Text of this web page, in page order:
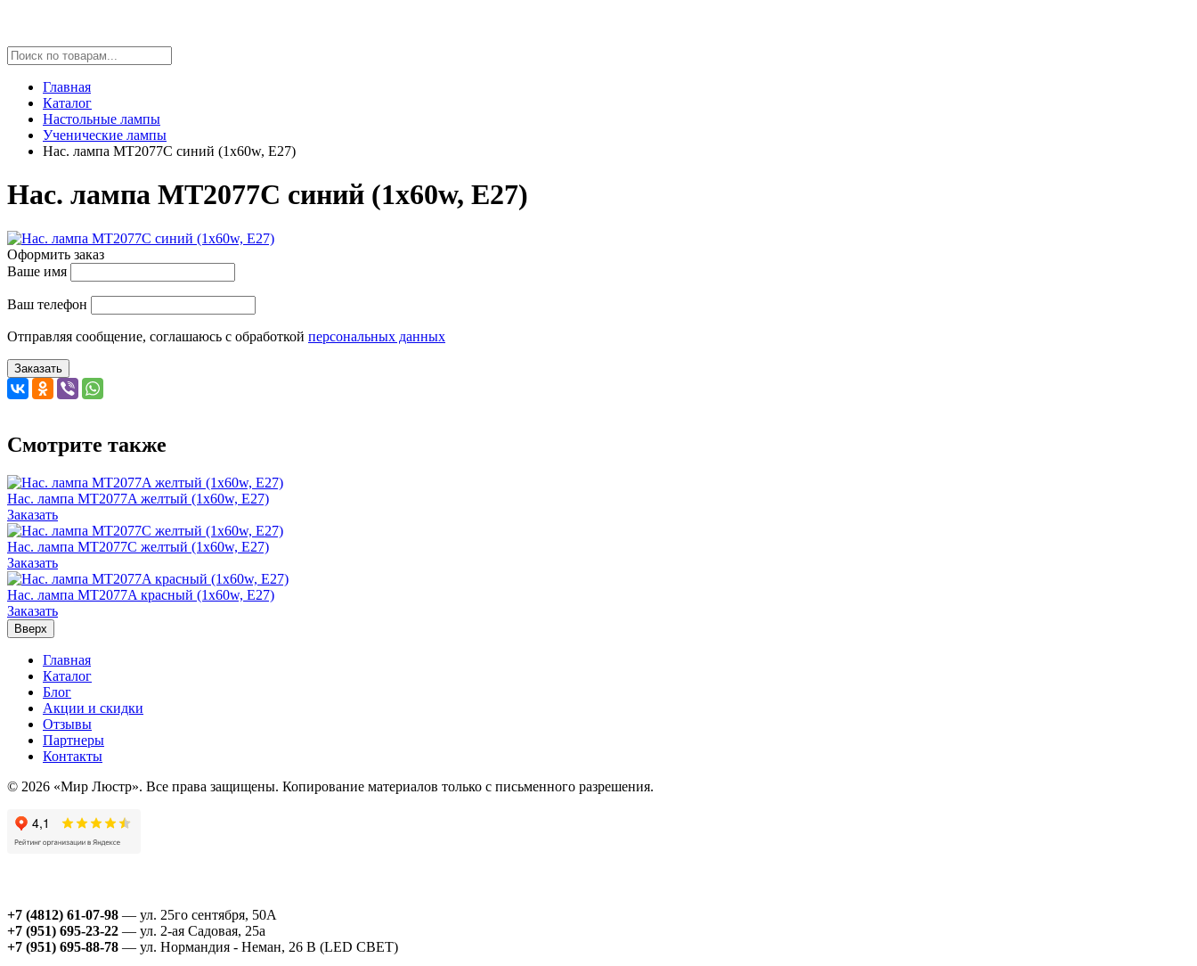
Главная
Каталог
Настольные лампы
Ученические лампы
Нас. лампа MT2077С синий (1x60w, Е27)
Нас. лампа MT2077С синий (1x60w, Е27)
Оформить заказ
Ваше имя
Ваш телефон
Отправляя сообщение, соглашаюсь с обработкой персональных данных
Заказать
Смотрите также
Нас. лампа MT2077A желтый (1x60w, Е27)
Заказать
Нас. лампа MT2077С желтый (1x60w, Е27)
Заказать
Нас. лампа MT2077A красный (1x60w, Е27)
Заказать
Вверх
Главная
Каталог
Блог
Акции и скидки
Отзывы
Партнеры
Контакты
© 2026 «Мир Люстр». Все права защищены. Копирование материалов только с письменного разрешения.
+7 (4812) 61-07-98 — ул. 25го сентября, 50А
+7 (951) 695-23-22 — ул. 2-ая Садовая, 25а
+7 (951) 695-88-78 — ул. Нормандия - Неман, 26 В (LED СВЕТ)